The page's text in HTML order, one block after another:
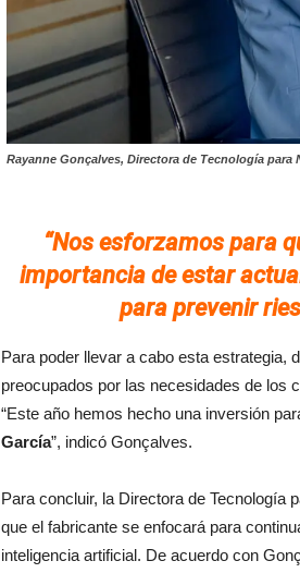
Rayanne Gonçalves, Directora de Tecnología para
“Nos esforzamos para
importancia de estar
para prevenir
Para poder llevar a cabo esta estrategia,
preocupados por las necesidades de los
“Este año hemos hecho una inversión
García”, indicó Gonçalves.
Para concluir, la Directora de Tecnología
que el fabricante se enfocará para
inteligencia artificial. De acuerdo con